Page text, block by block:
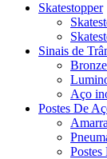
Skatestopper
Sinais de
Aço
Postes De